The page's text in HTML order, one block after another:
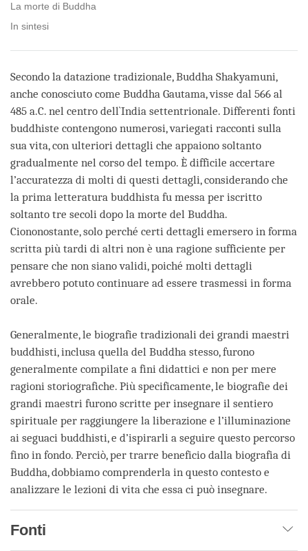
La morte di Buddha
In sintesi
Secondo la datazione tradizionale, Buddha Shakyamuni,
anche conosciuto come Buddha Gautama, visse dal 566 al
485 a.C. nel centro dell`India settentrionale. Differenti fonti
buddhiste contengono numerosi, variegati racconti sulla
sua vita, con ulteriori dettagli che appaiono soltanto
gradualmente nel corso del tempo. È difficile accertare
l’accuratezza di molti di questi dettagli, considerando che
la prima letteratura buddhista fu messa per iscritto
soltanto tre secoli dopo la morte del Buddha.
Ciononostante, solo perché certi dettagli emersero in forma
scritta più tardi di altri non è una ragione sufficiente per
pensare che non siano validi, poiché molti dettagli
avrebbero potuto continuare ad essere trasmessi in forma
orale.
Generalmente, le biografie tradizionali dei grandi maestri
buddhisti, inclusa quella del Buddha stesso, furono
generalmente compilate a fini didattici e non per mere
ragioni storiografiche. Più specificamente, le biografie dei
grandi maestri furono scritte per insegnare il sentiero
spirituale per raggiungere la liberazione e l’illuminazione
ai seguaci buddhisti, e d’ispirarli a seguire questo percorso
fino in fondo. Perciò, per trarre beneficio dalla biografia di
Buddha, dobbiamo comprenderla in questo contesto e
analizzare le lezioni di vita che essa ci può insegnare.
Fonti